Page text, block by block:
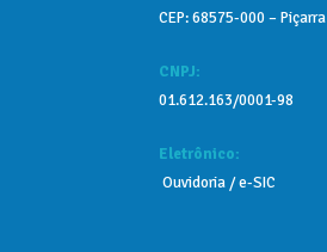
CEP: 68575-000 – Piçarra
CNPJ:
01.612.163/0001-98
Eletrônico:
Ouvidoria / e-SIC